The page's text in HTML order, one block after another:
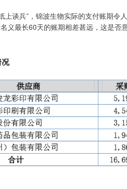
谈兵”，锦波生物实际的支付账期令
义最长60天的账期相差甚远，这是否